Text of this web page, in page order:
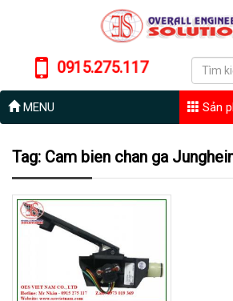
0915.275.117
MENU Sản
Tag: Cam bien chan ga